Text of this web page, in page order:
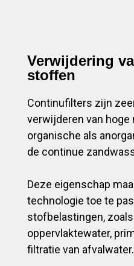
Verwijdering
stoffen
Continufilters zijn
verwijderen van hoge
organische als
de continue
Deze eigenschap
technologie toe te
stofbelastingen,
oppervlaktewater,
filtratie van afvalwater.